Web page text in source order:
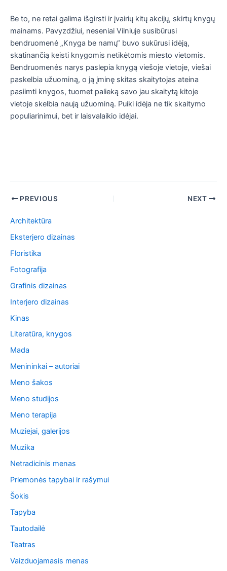
Be to, ne retai galima išgirsti ir įvairių kitų akcijų, skirtų knygų
mainams. Pavyzdžiui, neseniai Vilniuje susibūrusi
bendruomenė „Knyga be namų“ buvo sukūrusi idėją,
skatinančią keisti knygomis netikėtomis miesto vietomis.
Bendruomenės narys paslepia knygą viešoje vietoje, viešai
paskelbia užuominą, o ją įminę skitas skaitytojas ateina
pasiimti knygos, tuomet palieką savo jau skaitytą kitoje
vietoje skelbia naują užuominą. Puiki idėja ne tik skaitymo
populiarinimui, bet ir laisvalaikio idėjai.
PostPREVIOUS NEXT
Architektūra
Eksterjero dizainas
Floristika
Fotografija
Grafinis dizainas
Interjero dizainas
Kinas
Literatūra, knygos
Mada
Menininkai – autoriai
Meno šakos
Meno studijos
Meno terapija
Muziejai, galerijos
Muzika
Netradicinis menas
Priemonės tapybai ir rašymui
Šokis
Tapyba
Tautodailė
Teatras
Vaizduojamasis menas